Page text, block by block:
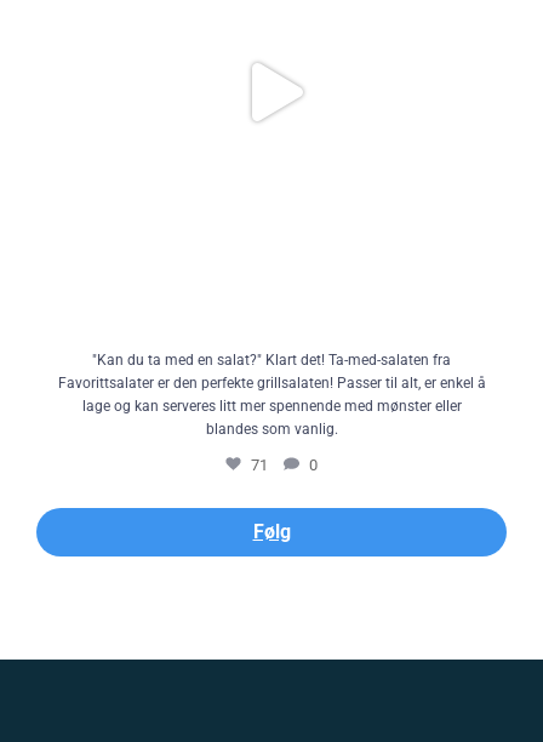
"Kan du ta med en salat?" Klart det! Ta-med-salaten fra
Favorittsalater er den perfekte grillsalaten! Passer til alt, er enkel å
lage og kan serveres litt mer spennende med mønster eller
blandes som vanlig.
71 0
Følg